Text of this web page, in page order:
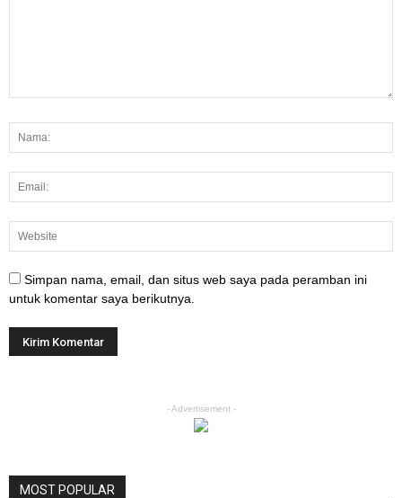
Simpan nama, email, dan situs web saya pada peramban ini
untuk komentar saya berikutnya.
- Advertisement -
MOST POPULAR